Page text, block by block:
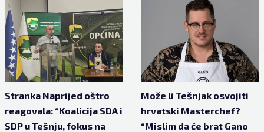
Stranka Naprijed oštro
reagovala: “Koalicija SDA i
SDP u Tešnju, fokus na
Može li Tešnjak osvojiti
hrvatski Masterchef?
“Mislim da će brat Gano